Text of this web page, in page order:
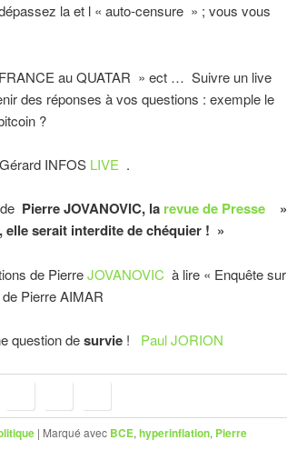
la et l « auto-censure » ; vous vous
au QUATAR » ect … Suivre un live
des réponses à vos questions : exemple le
?
INFOS LIVE .
Pierre JOVANOVIC, la revue de Presse »
elle serait interdite de chéquier ! »
de PierreJOVANOVIC à lire « Enquête sur
Pierre AIMAR
question desurvie ! Paul JORION
| Marqué avec BCE, hyperinflation, Pierre